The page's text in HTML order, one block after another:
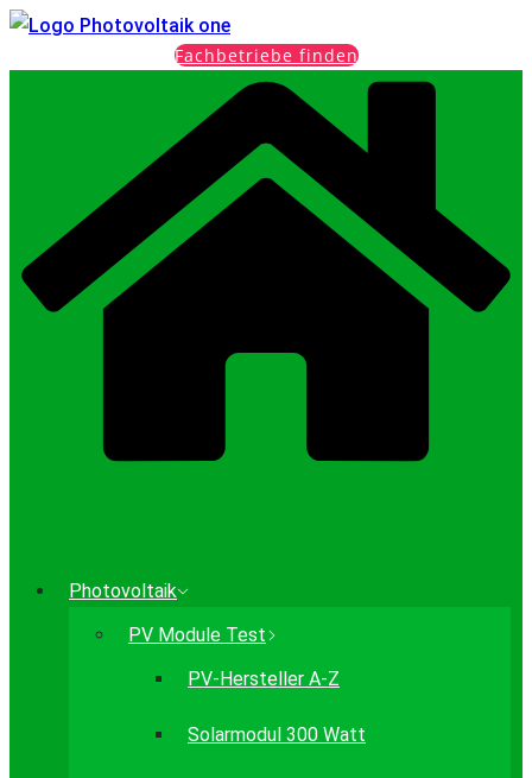
Fachbetriebe finden
Photovoltaik
PV Module Test
PV-Hersteller A-Z
Solarmodul 300 Watt